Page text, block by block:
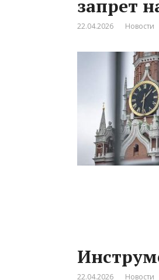
запрет
22.04.2026 Новости
22.04.2026 Новости